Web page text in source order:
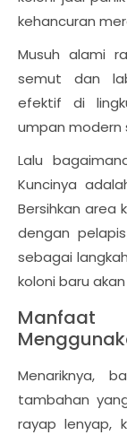
kehancuran
Musuh alami
semut dan
efektif di
umpan modern
Lalu
Kuncinya
Bersihkan area
dengan
sebagai
koloni baru
Menariknya,
tambahan
rayap lenyap,